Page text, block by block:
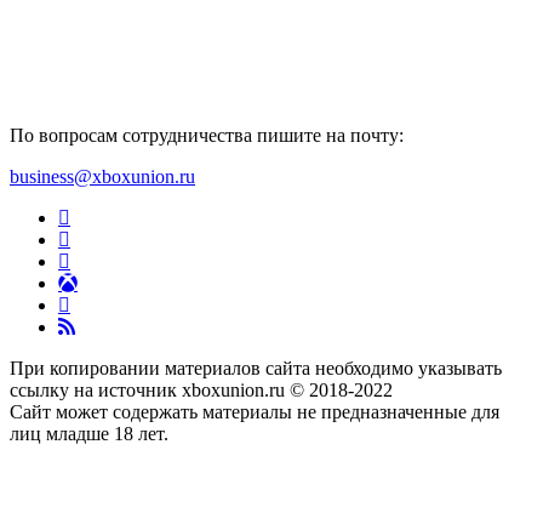
По вопросам сотрудничества пишите на почту:
business@xboxunion.ru
При копировании материалов сайта необходимо указывать
ссылку на источник xboxunion.ru © 2018-2022
Сайт может содержать материалы не предназначенные для
лиц младше 18 лет.